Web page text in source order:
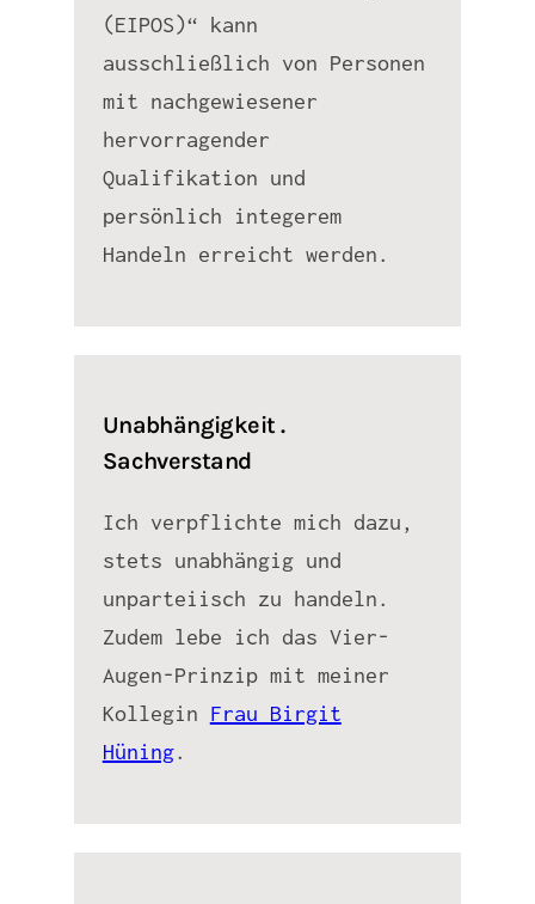
(EIPOS)“ kann
ausschließlich von Personen
mit nachgewiesener
hervorragender
Qualifikation und
persönlich integerem
Handeln erreicht werden.
Unabhängigkeit .
Sachverstand
Ich verpflichte mich dazu,
stets unabhängig und
unparteiisch zu handeln.
Zudem lebe ich das Vier-
Augen-Prinzip mit meiner
Kollegin Frau Birgit
Hüning.